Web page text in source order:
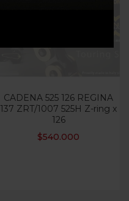
CADENA 525 126 REGINA
137 ZRT/1007 525H Z-ring x
126
$540.000